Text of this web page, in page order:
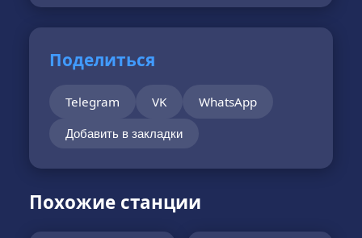
Поделиться
Telegram VK WhatsApp
Добавить в закладки
Похожие станции